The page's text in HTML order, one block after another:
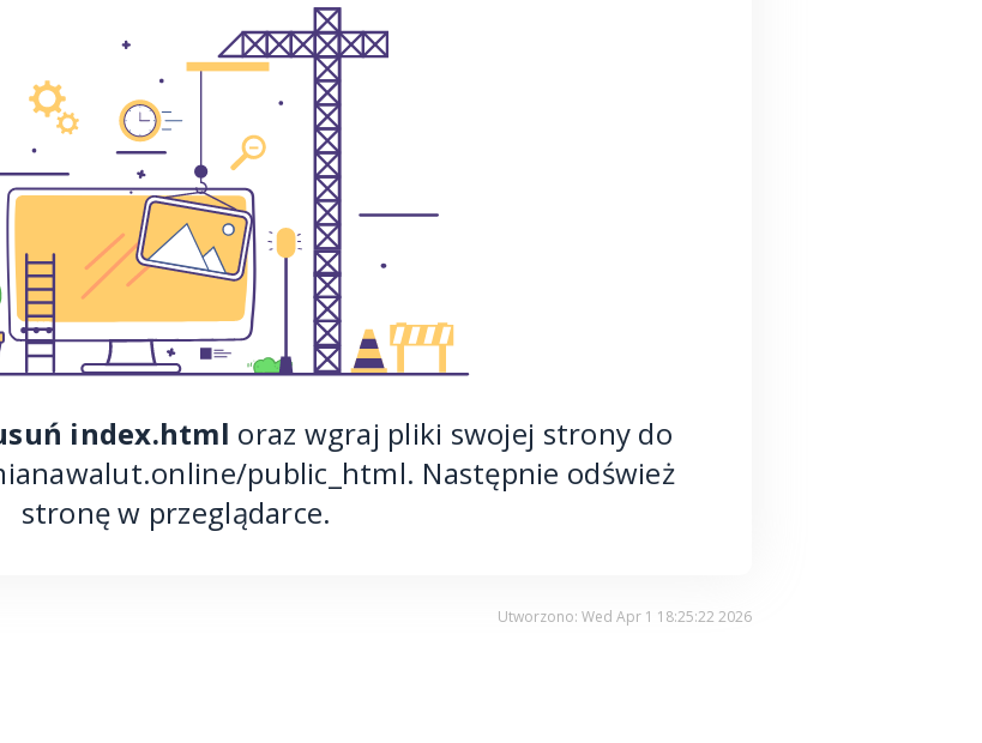
index.html oraz wgraj pliki swojej strony do
public_html. Następnie odśwież
stronę w przeglądarce.
Utworzono: Wed Apr 1 18:25:22 2026